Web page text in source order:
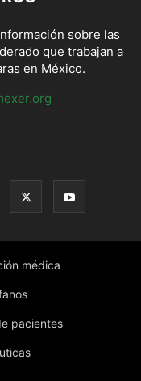
sobre las
que trabajan a
en México.
médica
pacientes